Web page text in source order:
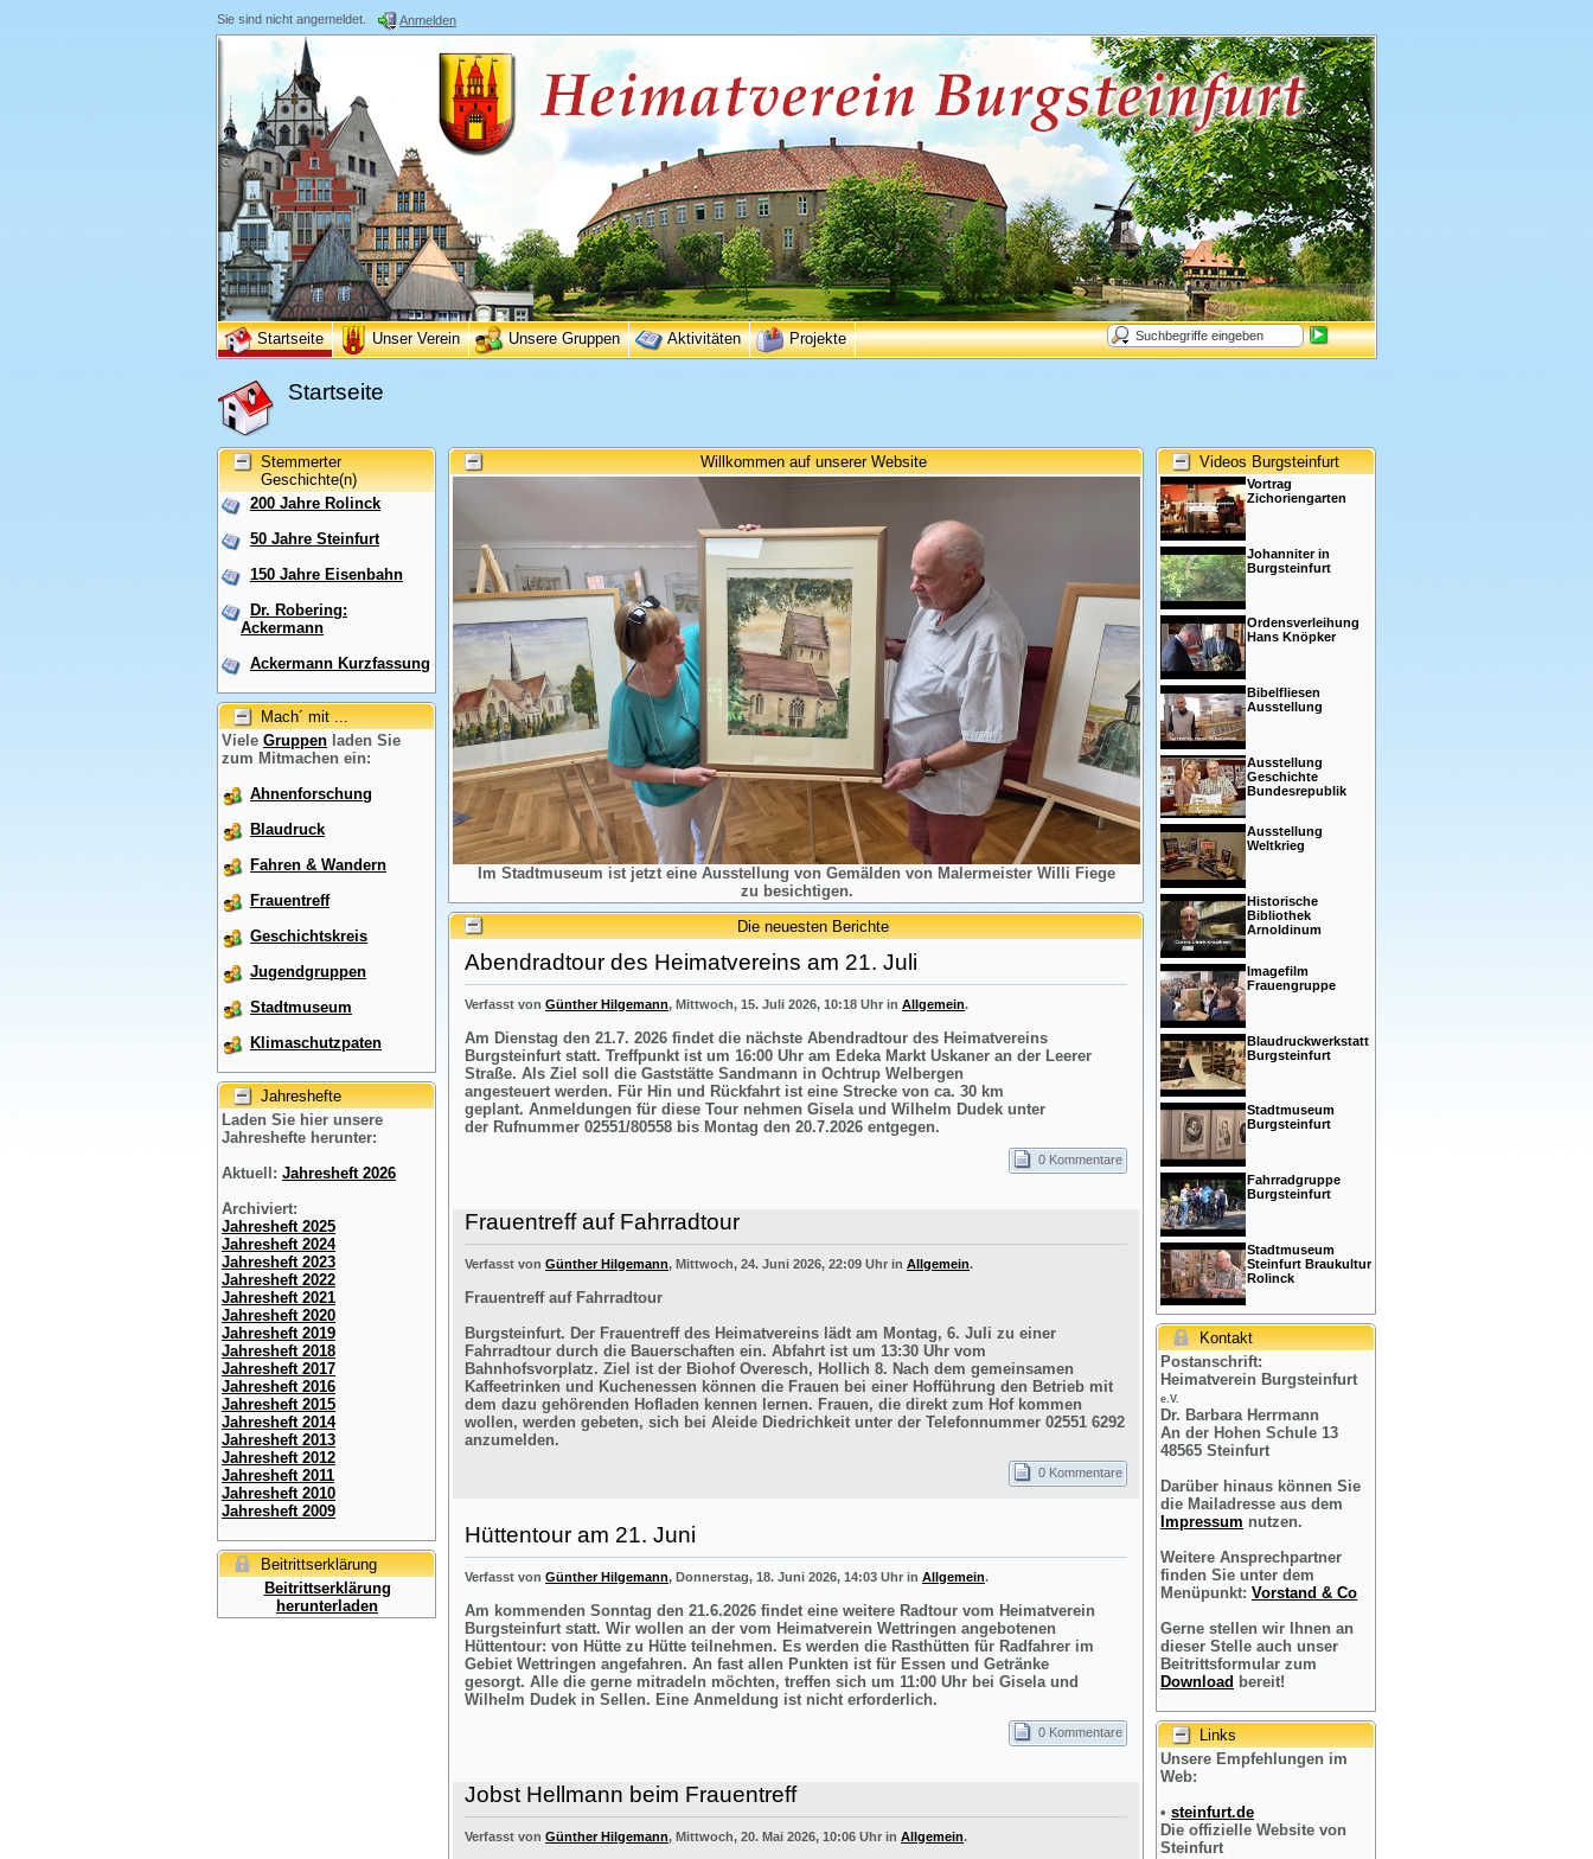
Sie sind nicht angemeldet. Anmelden
Startseite Unser Verein Unsere Gruppen Aktivitäten Projekte
Startseite
Stemmerter
Geschichte(n)
200 Jahre Rolinck
50 Jahre Steinfurt
150 Jahre Eisenbahn
Dr. Robering:
Ackermann
Ackermann Kurzfassung
Mach´ mit ...
Viele Gruppen laden Sie
zum Mitmachen ein:
Ahnenforschung
Blaudruck
Fahren & Wandern
Frauentreff
Geschichtskreis
Jugendgruppen
Stadtmuseum
Klimaschutzpaten
Jahreshefte
Laden Sie hier unsere
Jahreshefte herunter:
Aktuell: Jahresheft 2026
Archiviert:
Jahresheft 2025
Jahresheft 2024
Jahresheft 2023
Jahresheft 2022
Jahresheft 2021
Jahresheft 2020
Jahresheft 2019
Jahresheft 2018
Jahresheft 2017
Jahresheft 2016
Jahresheft 2015
Jahresheft 2014
Jahresheft 2013
Jahresheft 2012
Jahresheft 2011
Jahresheft 2010
Jahresheft 2009
Beitrittserklärung
Beitrittserklärung
herunterladen
Willkommen auf unserer Website
Im Stadtmuseum ist jetzt eine Ausstellung von Gemälden von Malermeister Willi Fiege
zu besichtigen.
Die neuesten Berichte
Abendradtour des Heimatvereins am 21. Juli
Verfasst von Günther Hilgemann, Mittwoch, 15. Juli 2026, 10:18 Uhr in Allgemein.
Am Dienstag den 21.7. 2026 findet die nächste Abendradtour des Heimatvereins
Burgsteinfurt statt. Treffpunkt ist um 16:00 Uhr am Edeka Markt Uskaner an der Leerer
Straße. Als Ziel soll die Gaststätte Sandmann in Ochtrup Welbergen
angesteuert werden. Für Hin und Rückfahrt ist eine Strecke von ca. 30 km
geplant. Anmeldungen für diese Tour nehmen Gisela und Wilhelm Dudek unter
der Rufnummer 02551/80558 bis Montag den 20.7.2026 entgegen.
0 Kommentare
Frauentreff auf Fahrradtour
Verfasst von Günther Hilgemann, Mittwoch, 24. Juni 2026, 22:09 Uhr in Allgemein.
Frauentreff auf Fahrradtour
Burgsteinfurt. Der Frauentreff des Heimatvereins lädt am Montag, 6. Juli zu einer
Fahrradtour durch die Bauerschaften ein. Abfahrt ist um 13:30 Uhr vom
Bahnhofsvorplatz. Ziel ist der Biohof Overesch, Hollich 8. Nach dem gemeinsamen
Kaffeetrinken und Kuchenessen können die Frauen bei einer Hofführung den Betrieb mit
dem dazu gehörenden Hofladen kennen lernen. Frauen, die direkt zum Hof kommen
wollen, werden gebeten, sich bei Aleide Diedrichkeit unter der Telefonnummer 02551 6292
anzumelden.
0 Kommentare
Hüttentour am 21. Juni
Verfasst von Günther Hilgemann, Donnerstag, 18. Juni 2026, 14:03 Uhr in Allgemein.
Am kommenden Sonntag den 21.6.2026 findet eine weitere Radtour vom Heimatverein
Burgsteinfurt statt. Wir wollen an der vom Heimatverein Wettringen angebotenen
Hüttentour: von Hütte zu Hütte teilnehmen. Es werden die Rasthütten für Radfahrer im
Gebiet Wettringen angefahren. An fast allen Punkten ist für Essen und Getränke
gesorgt. Alle die gerne mitradeln möchten, treffen sich um 11:00 Uhr bei Gisela und
Wilhelm Dudek in Sellen. Eine Anmeldung ist nicht erforderlich.
0 Kommentare
Jobst Hellmann beim Frauentreff
Verfasst von Günther Hilgemann, Mittwoch, 20. Mai 2026, 10:06 Uhr in Allgemein.
Videos Burgsteinfurt
Vortrag
Zichoriengarten
Johanniter in
Burgsteinfurt
Ordensverleihung
Hans Knöpker
Bibelfliesen
Ausstellung
Ausstellung
Geschichte
Bundesrepublik
Ausstellung
Weltkrieg
Historische
Bibliothek
Arnoldinum
Imagefilm
Frauengruppe
Blaudruckwerkstatt
Burgsteinfurt
Stadtmuseum
Burgsteinfurt
Fahrradgruppe
Burgsteinfurt
Stadtmuseum
Steinfurt Braukultur
Rolinck
Kontakt
Postanschrift:
Heimatverein Burgsteinfurt
e.V.
Dr. Barbara Herrmann
An der Hohen Schule 13
48565 Steinfurt
Darüber hinaus können Sie
die Mailadresse aus dem
Impressum nutzen.
Weitere Ansprechpartner
finden Sie unter dem
Menüpunkt: Vorstand & Co
Gerne stellen wir Ihnen an
dieser Stelle auch unser
Beitrittsformular zum
Download bereit!
Links
Unsere Empfehlungen im
Web:
• steinfurt.de
Die offizielle Website von
Steinfurt